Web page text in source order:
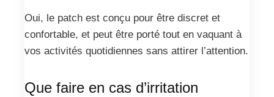
Oui, le patch est conçu pour être discret et
confortable, et peut être porté tout en vaquant à
vos activités quotidiennes sans attirer l’attention.
Que faire en cas d’irritation